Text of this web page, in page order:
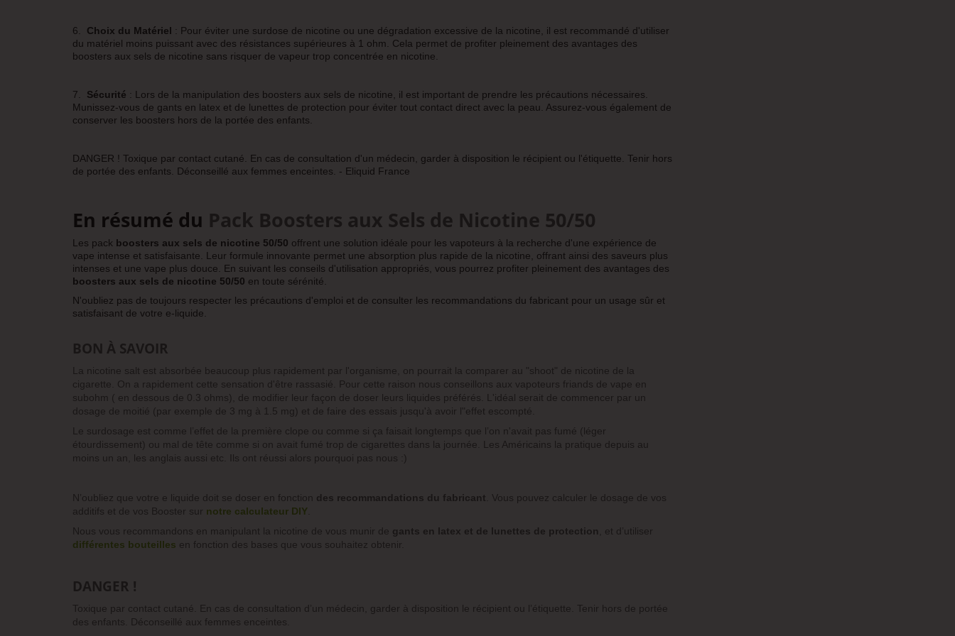
6. Choix du Matériel : Pour éviter une surdose de nicotine ou une dégradation excessive de la nicotine, il est recommandé d'utiliser
du matériel moins puissant avec des résistances supérieures à 1 ohm. Cela permet de profiter pleinement des avantages des
boosters aux sels de nicotine sans risquer de vapeur trop concentrée en nicotine.
7. Sécurité : Lors de la manipulation des boosters aux sels de nicotine, il est important de prendre les précautions nécessaires.
Munissez-vous de gants en latex et de lunettes de protection pour éviter tout contact direct avec la peau. Assurez-vous également de
conserver les boosters hors de la portée des enfants.
DANGER ! Toxique par contact cutané. En cas de consultation d'un médecin, garder à disposition le récipient ou l'étiquette. Tenir hors
de portée des enfants. Déconseillé aux femmes enceintes. - Eliquid France
En résumé du Pack Boosters aux Sels de Nicotine 50/50
Les pack boosters aux sels de nicotine 50/50 offrent une solution idéale pour les vapoteurs à la recherche d'une expérience de
vape intense et satisfaisante. Leur formule innovante permet une absorption plus rapide de la nicotine, offrant ainsi des saveurs plus
intenses et une vape plus douce. En suivant les conseils d'utilisation appropriés, vous pourrez profiter pleinement des avantages des
boosters aux sels de nicotine 50/50 en toute sérénité.
N'oubliez pas de toujours respecter les précautions d'emploi et de consulter les recommandations du fabricant pour un usage sûr et
satisfaisant de votre e-liquide.
BON À SAVOIR
La nicotine salt est absorbée beaucoup plus rapidement par l'organisme, on pourrait la comparer au "shoot" de nicotine de la
cigarette. On a rapidement cette sensation d'être rassasié. Pour cette raison nous conseillons aux vapoteurs friands de vape en
subohm ( en dessous de 0.3 ohms), de modifier leur façon de doser leurs liquides préférés. L'idéal serait de commencer par un
dosage de moitié (par exemple de 3 mg à 1.5 mg) et de faire des essais jusqu'à avoir l"effet escompté.
Le surdosage est comme l’effet de la première clope ou comme si ça faisait longtemps que l’on n'avait pas fumé (léger
étourdissement) ou mal de tête comme si on avait fumé trop de cigarettes dans la journée. Les Américains la pratique depuis au
moins un an, les anglais aussi etc. Ils ont réussi alors pourquoi pas nous :)
N’oubliez que votre e liquide doit se doser en fonction des recommandations du fabricant . Vous pouvez calculer le dosage de vos
additifs et de vos Booster sur notre calculateur DIY
Nous vous recommandons en manipulant la nicotine de vous munir de gants en latex et de lunettes de protection
, et d’utiliser
différentes bouteilles en fonction des bases que vous souhaitez obtenir.
DANGER !
Toxique par contact cutané. En cas de consultation d’un médecin, garder à disposition le récipient ou l’étiquette. Tenir hors de portée
des enfants. Déconseillé aux femmes enceintes.